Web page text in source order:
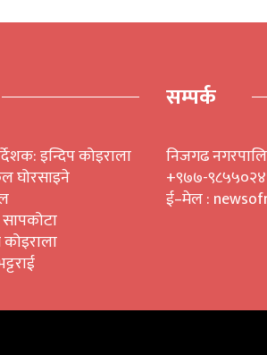
इन्दिप कोइराला
घोरसाइने
सम्पर्क
निजगढ
+९७७-
ई–मेल :